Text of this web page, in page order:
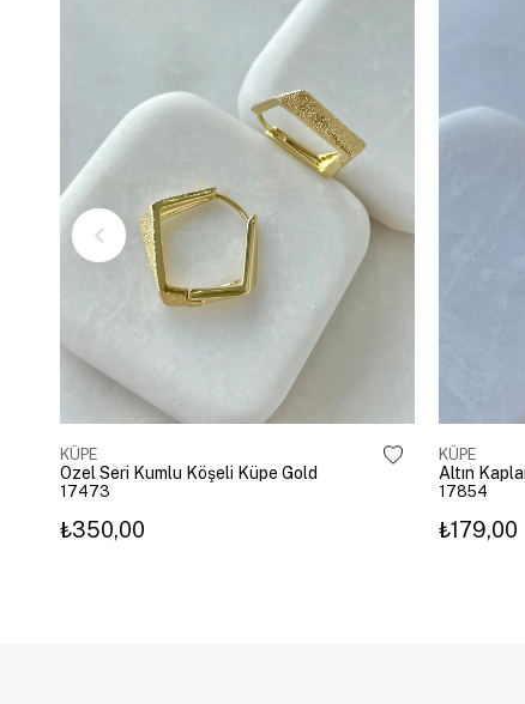
KÜPE
Özel Seri Kumlu Köşeli Küpe Gold
17473
₺350,00
KÜPE
17854
₺179,00